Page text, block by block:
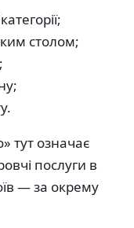
столом;
тут означає
послуги в
— за окрему